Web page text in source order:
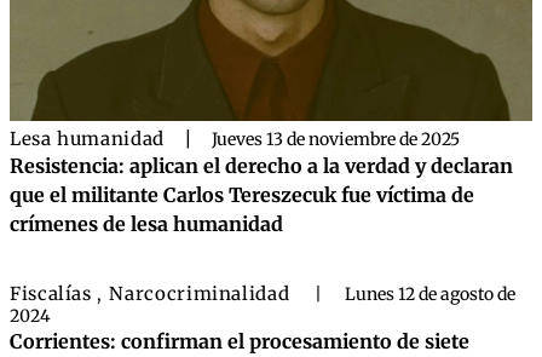
Lesa humanidad Jueves 13 de noviembre de 2025
Resistencia: aplican el derecho a la verdad y declaran
que el militante Carlos Tereszecuk fue víctima de
crímenes de lesa humanidad
Fiscalías , Narcocriminalidad
Lunes 12 de agosto de
2024
Corrientes: confirman el procesamiento de siete